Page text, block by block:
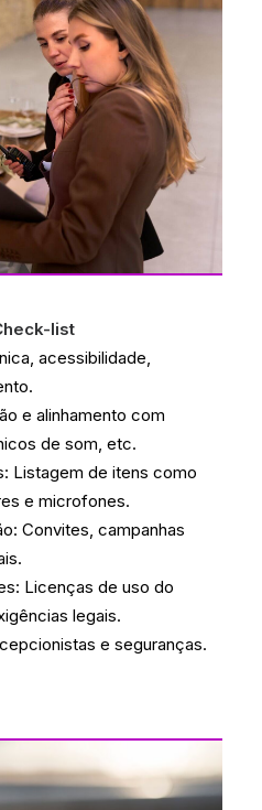
list
acessibilidade,
e alinhamento com
de som, etc.
Listagem de itens como
e microfones.
Convites, campanhas
Licenças de uso do
legais.
e seguranças.